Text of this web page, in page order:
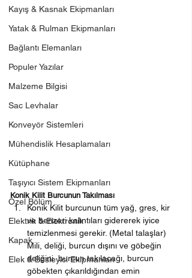
Kayış & Kasnak Ekipmanları
Yatak & Rulman Ekipmanları
Bağlantı Elemanları
Populer Yazılar
Malzeme Bilgisi
Sac Levhalar
Konveyör Sistemleri
Mühendislik Hesaplamaları
Kütüphane
Taşıyıcı Sistem Ekipmanları
Özel Bölüm
Elektrik & Elektronik
Kapak
Elek & Besleyici Ekipmanları
Konik Kilit Burcunun Takılması
Konik Kilit burcunun tüm yağ, gres, kir
ve benzeri kalıntıları gidererek iyice
temizlenmesi gerekir. (Metal talaşlar)
Mili, deliği, burcun dışını ve göbeğin
deliğini  burcun takılacağı, burcun
göbekten çıkarıldığından emin